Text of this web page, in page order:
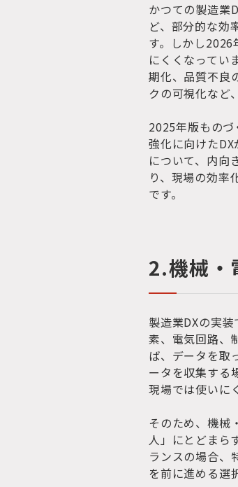
かつての製造業
ど、部分的な効
す。しかし
にくくなってい
期化、品質不良
クの可視化など
2025年版もの
強化に向けた
について、内向
り、現場の効率
です。
2.機械・
製造業DXの実
素、電気回路、
ば、データを取
ータを収集する
現場では使いに
そのため、機械
人」にとどまら
ランスの場合、
を前に進める選